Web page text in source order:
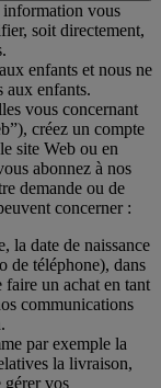
information vous
soit directement,
enfants et nous ne
aux enfants.
vous concernant
créez un compte
site Web ou en
abonnez à nos
demande ou de
concerner :
la date de naissance
de téléphone), dans
un achat en tant
communications
par exemple la
la livraison,
gérer vos